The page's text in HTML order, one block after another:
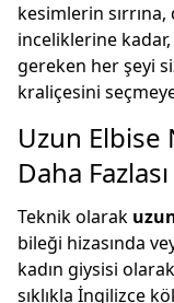
kesimlerin
inceliklerine
gereken her şeyi
kraliçesini seçmeye
Uzun Elbise
Daha Fazlası
Teknik olarak
bileği hizasında
kadın giysisi
sıklıkla İngilizce